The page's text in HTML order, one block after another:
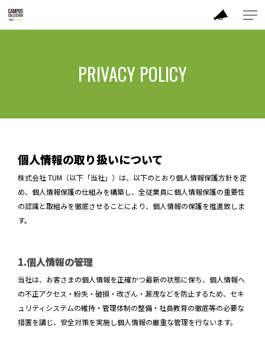
TIME TABLE
TICKET / ACCESS
CONTACT
PRIVACY POLICY
個人情報の取り扱いについて
株式会社 TUM（以下「当社」）は、以下のとおり個人情報保護方針を定
め、個人情報保護の仕組みを構築し、全従業員に個人情報保護の重要性
の認識と取組みを徹底させることにより、個人情報の保護を推進致しま
す。
1.個人情報の管理
当社は、お客さまの個人情報を正確かつ最新の状態に保ち、個人情報へ
の不正アクセス・紛失・破損・改ざん・漏洩などを防止するため、セキ
ュリティシステムの維持・管理体制の整備・社員教育の徹底等の必要な
措置を講じ、安全対策を実施し個人情報の厳重な管理を行ないます。